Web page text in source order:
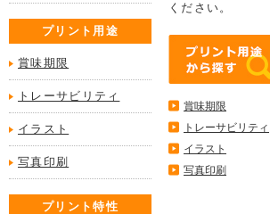
プリント用途
賞味期限
トレーサビリティ
イラスト
写真印刷
プリント特性
ください。
賞味期限
トレーサビリティ
イラスト
写真印刷